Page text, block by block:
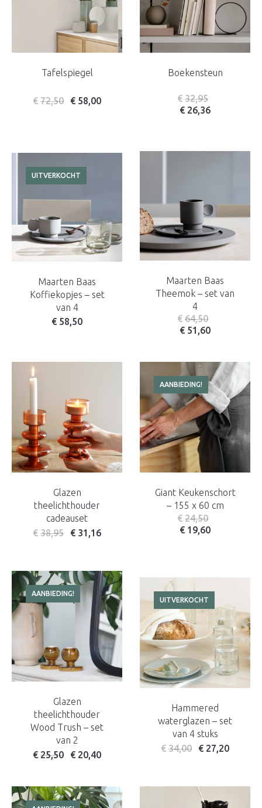
Tafelspiegel
€ 72,50 € 58,00
Boekensteun
€ 32,95
€ 26,36
UITVERKOCHT
Maarten Baas
Koffiekopjes – set
van 4
€ 58,50
Maarten Baas
Theemok – set van
4
€ 64,50
€ 51,60
Glazen
theelichthouder
cadeauset
€ 38,95 € 31,16
AANBIEDING!
Giant Keukenschort
– 155 x 60 cm
€ 24,50
€ 19,60
AANBIEDING!
Glazen
theelichthouder
Wood Trush – set
van 2
Oorspronkelijke prijs was: € 32,50.
€ 25,50Huidige prijs is: € 25,50.
€ 20,40
UITVERKOCHT
Hammered
waterglazen – set
van 4 stuks
€ 34,00 € 27,20